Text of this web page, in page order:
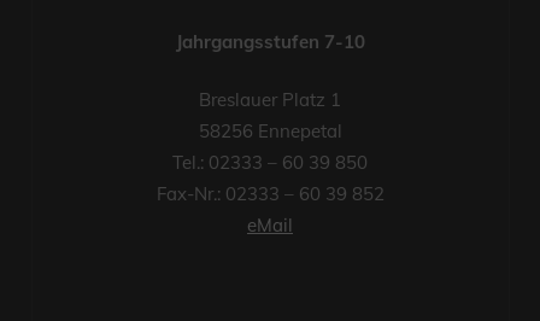
Jahrgangsstufen 7-10
Breslauer Platz 1
58256 Ennepetal
Tel.: 02333 – 60 39 850
Fax-Nr.: 02333 – 60 39 852
eMail